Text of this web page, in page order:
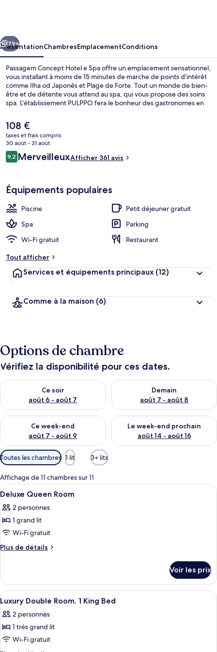
Spa
Suivant
79+
PrésentationChambresEmplacementConditions
Passagem Concept Hotel e Spa offre un emplacement sensationnel,
vous installant à moins de 15 minutes de marche de points d'intérêt
comme Ilha od Japonês et Plage de Forte. Tout un monde de bien-
être et de détente vous attend au spa, qui vous propose des soins
spa. L'établissement PULPPO fera le bonheur des gastronomes en
petits plus offerts sur place, on trouve une piscine extérieure et un
jardin. Sympa non ? Les autres voyageurs ne disent que du bien en
ce qui concerne le personnel attentionné.
Le
prix
actuel
est
de
108 €
taxes et frais compris
30 août - 31 août
Avis
voyageurs
9,29,2 sur 10
MerveilleuxAfficher 361 avis
Équipements populaires
Piscine
Petit déjeuner gratuit
Spa
Parking
Wi-Fi gratuit
Restaurant
Tout afficher
Services et équipements principaux (12)
Comme à la maison (6)
Options de chambre
Vérifiez la disponibilité pour ces dates.
Ce soir
août 6 - août 7
Vérifier la disponibilité pour ce soir août 6 - août 7
Demain
août 7 - août 8
Vérifier la disponibilité pour
Ce week-end
août 7 - août 9
Vérifier la disponibilité pour ce week-end août 7 - août 9
Le week-end prochain
août 14 - août 16
Vérifier la disponibilité pour
Filtres
disponibles
pour
les
chambres
Toutes les chambres 1 lit 3+ lits
Affichage de 11 chambres sur 11
Afficher
toutes
les
photos
pour
ce
chambre :
Deluxe
Queen
Room
Une chambre d’hôtel avec un lit, un
4
Deluxe Queen Room
2 personnes
1 grand lit
Wi-Fi gratuit
Plus de détails
Plus
le
type
de
chambre
Deluxe
Queen
Voir les prix
Afficher
toutes
les
photos
pour
Une chambre d’hôtel avec un lit, un
6
Luxury Double Room, 1 King Bed
2 personnes
1 très grand lit
Wi-Fi gratuit